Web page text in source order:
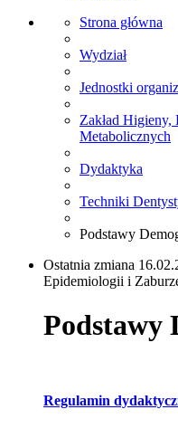
Strona główna
Wydział
Jednostki
Zakład
Metabolicznych
Dydaktyka
Techniki
Podstawy
Ostatnia zmiana
Epidemiologii i
Podstawy
Regulamin